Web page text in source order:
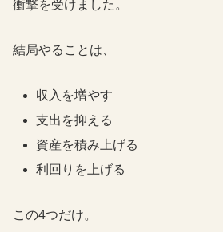
衝撃を受けました。
結局やることは、
収入を増やす
支出を抑える
資産を積み上げる
利回りを上げる
この4つだけ。